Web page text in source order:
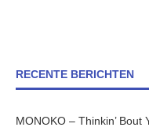
RECENTE BERICHTEN
MONOKO – Thinkin’ Bout